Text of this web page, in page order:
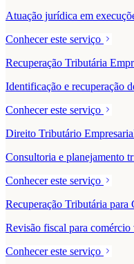
Atuação jurídica em
Conhecer este serviço
Recuperação Tributária
Identificação e recuperação
Conhecer este serviço
Direito Tributário
Consultoria e planejamento
Conhecer este serviço
Recuperação Tributária para
Revisão fiscal para
Conhecer este serviço